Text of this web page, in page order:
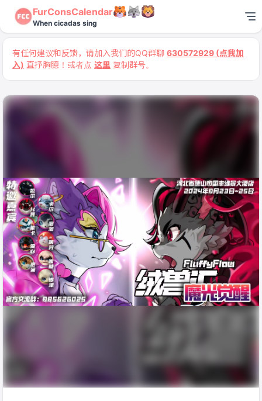
FurConsCalendar
When cicadas sing
有任何建议和反馈，请加入我们的QQ群聊 630572929 (点我加
入) 直抒胸臆！或者点 这里 复制群号。